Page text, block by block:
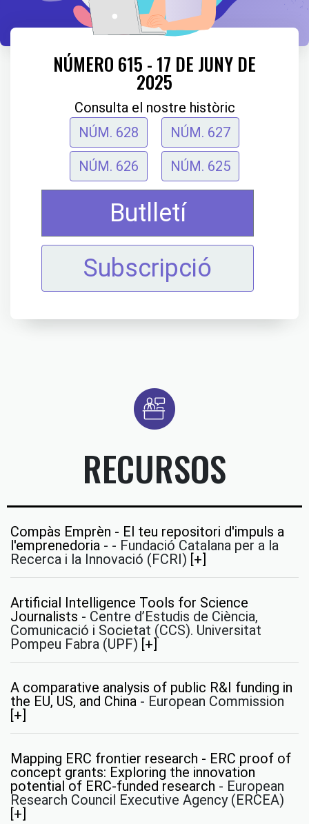
NÚMERO 615 - 17 DE JUNY DE
2025
Consulta el nostre històric
NÚM. 628
NÚM. 627
NÚM. 626 NÚM. 625
Butlletí
Subscripció
RECURSOS
Compàs Emprèn - El teu repositori d'impuls a
l'emprenedoria - - Fundació Catalana per a la
Recerca i la Innovació (FCRI) [+]
Artificial Intelligence Tools for Science
Journalists - Centre d’Estudis de Ciència,
Comunicació i Societat (CCS). Universitat
Pompeu Fabra (UPF) [+]
A comparative analysis of public R&I funding in
the EU, US, and China - European Commission
[+]
Mapping ERC frontier research - ERC proof of
concept grants: Exploring the innovation
potential of ERC-funded research - European
Research Council Executive Agency (ERCEA)
[+]